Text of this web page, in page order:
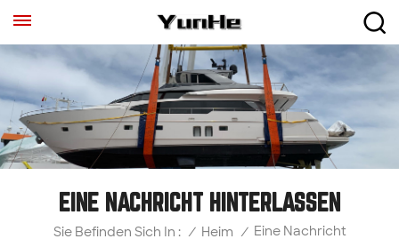
EINE NACHRICHT HINTERLASSEN
Sie Befinden Sich In : / Heim / Eine Nachricht